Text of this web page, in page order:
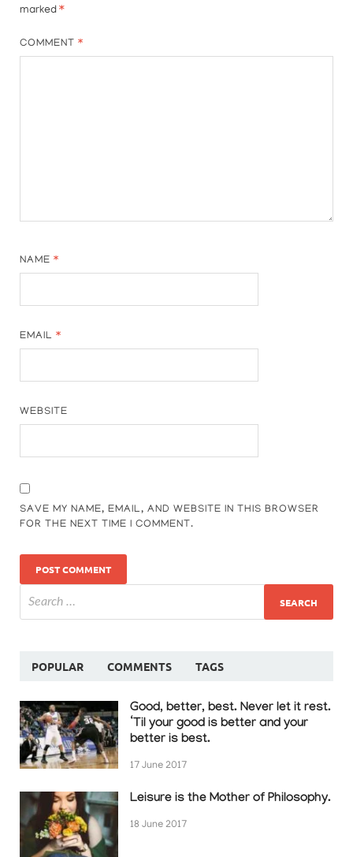
marked *
COMMENT*
NAME*
EMAIL*
WEBSITE
SAVE MY NAME, EMAIL, AND WEBSITE IN THIS BROWSER
FOR THE NEXT TIME I COMMENT.
POPULAR COMMENTS TAGS
Good, better, best. Never let it rest.
‘Til your good is better and your
better is best.
17 June 2017
Leisure is the Mother of Philosophy.
18 June 2017